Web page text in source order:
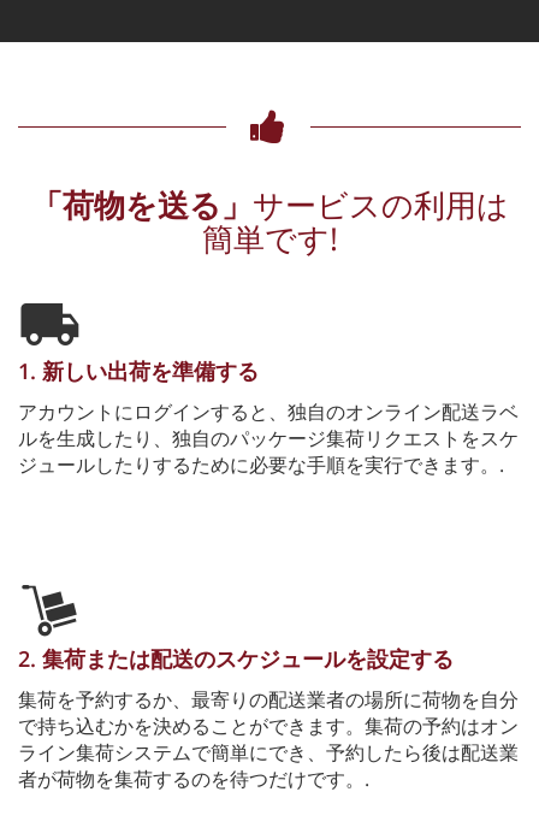
「荷物を送る」 サービスの利用は
簡単です!
1. 新しい出荷を準備する
アカウントにログインすると、独自のオンライン配送ラベ
ルを生成したり、独自のパッケージ集荷リクエストをスケ
ジュールしたりするために必要な手順を実行できます。.
2. 集荷または配送のスケジュールを設定する
集荷を予約するか、最寄りの配送業者の場所に荷物を自分
で持ち込むかを決めることができます。集荷の予約はオン
ライン集荷システムで簡単にでき、予約したら後は配送業
者が荷物を集荷するのを待つだけです。.